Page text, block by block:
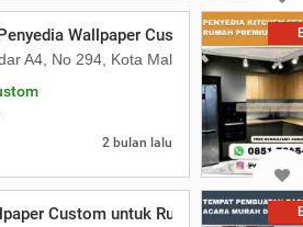
Wallpaper Custom Klinik Anak
A4, No 294, Kota Malang
2 bulan lalu
Custom untuk Rumah Sakit Hadir